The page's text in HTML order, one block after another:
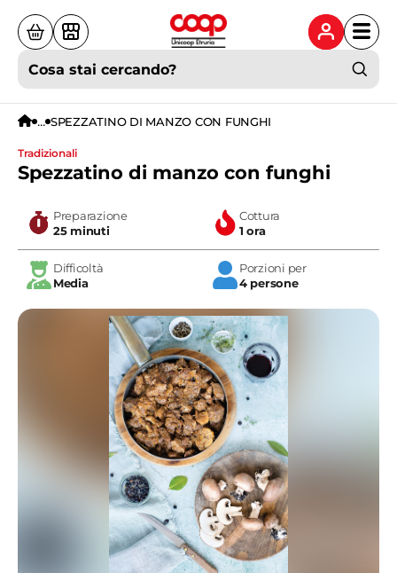
Cosa stai cercando?
... SPEZZATINO DI MANZO CON FUNGHI
tradizionali
Spezzatino di manzo con funghi
Preparazione
25 minuti
Cottura
1 ora
Difficoltà
Media
Porzioni per
4 persone